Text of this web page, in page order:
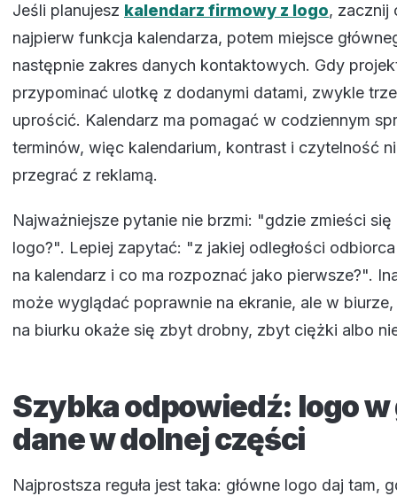
Jeśli planujesz kalendarz firmowy z logo, zacznij
najpierw funkcja kalendarza, potem miejsce
następnie zakres danych kontaktowych. Gdy
przypominać ulotkę z dodanymi datami, zwykle
uprościć. Kalendarz ma pomagać w codziennym
terminów, więc kalendarium, kontrast i czytelność
przegrać z reklamą.
Najważniejsze pytanie nie brzmi: "gdzie zmieści
logo?". Lepiej zapytać: "z jakiej odległości
na kalendarz i co ma rozpoznać jako pierwsze?".
może wyglądać poprawnie na ekranie, ale w
na biurku okaże się zbyt drobny, zbyt ciężki albo
Szybka odpowiedź: logo w
dane w dolnej części
Najprostsza reguła jest taka: główne logo daj tam,